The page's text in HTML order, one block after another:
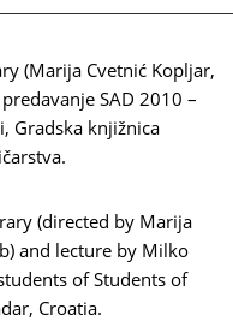
(Marija Cvetnić Kopljar,
SAD 2010 –
Gradska knjižnica
(directed by Marija
and lecture by Milko
of Students of
Croatia.